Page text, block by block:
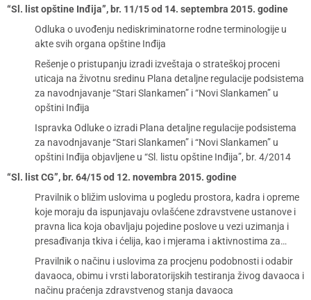
“Sl. list opštine Inđija”, br. 11/15 od 14. septembra 2015. godine
Odluka o uvođenju nediskriminatorne rodne terminologije u
akte svih organa opštine Inđija
Rešenje o pristupanju izradi izveštaja o strateškoj proceni
uticaja na životnu sredinu Plana detaljne regulacije podsistema
za navodnjavanje “Stari Slankamen” i “Novi Slankamen” u
opštini Inđija
Ispravka Odluke o izradi Plana detaljne regulacije podsistema
za navodnjavanje “Stari Slankamen” i “Novi Slankamen” u
opštini Inđija objavljene u “Sl. listu opštine Inđija”, br. 4/2014
“Sl. list CG”, br. 64/15 od 12. novembra 2015. godine
Pravilnik o bližim uslovima u pogledu prostora, kadra i opreme
koje moraju da ispunjavaju ovlašćene zdravstvene ustanove i
pravna lica koja obavljaju pojedine poslove u vezi uzimanja i
presađivanja tkiva i ćelija, kao i mjerama i aktivnostima za…
Pravilnik o načinu i uslovima za procjenu podobnosti i odabir
davaoca, obimu i vrsti laboratorijskih testiranja živog davaoca i
načinu praćenja zdravstvenog stanja davaoca